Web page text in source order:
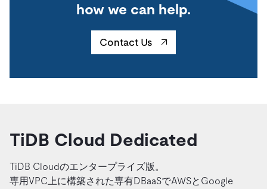
how we can help.
Contact Us
TiDB Cloud Dedicated
TiDB Cloudのエンタープライズ版。
専用VPC上に構築された専有DBaaSでAWSとGoogle